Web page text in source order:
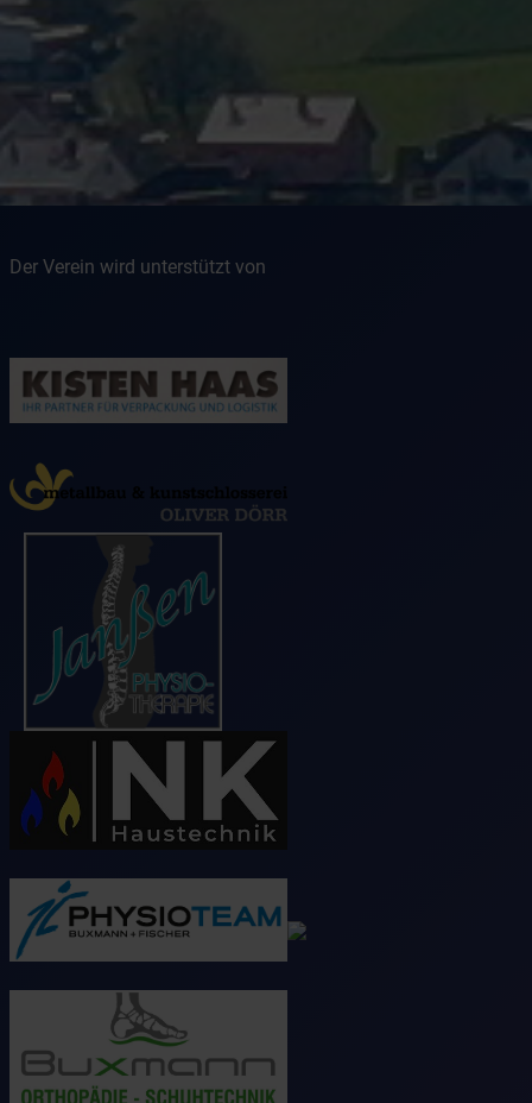
Der Verein wird unterstützt von